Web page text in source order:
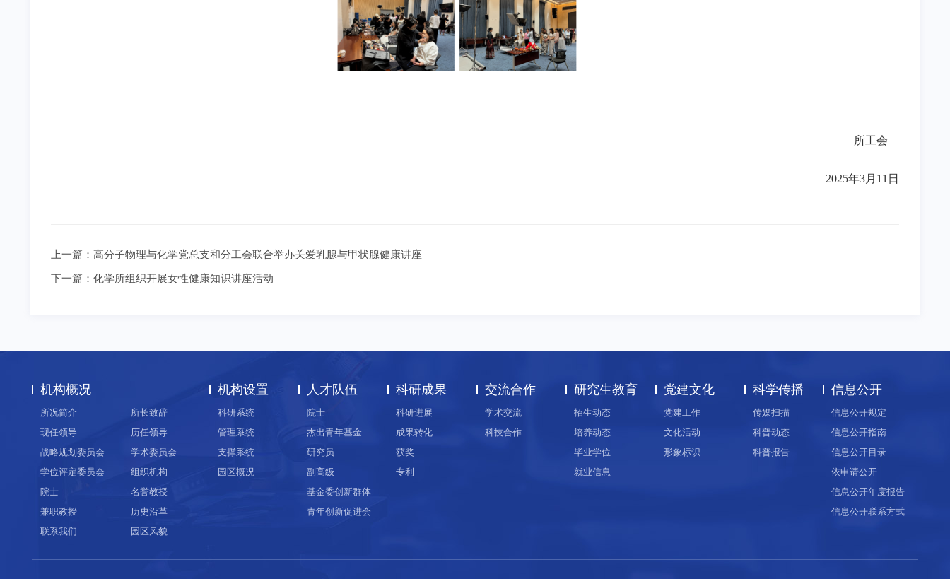
所工会
2025年3月11日
上一篇： 高分子物理与化学党总支和分工会联合举办关爱乳腺与甲状腺健康讲座
下一篇： 化学所组织开展女性健康知识讲座活动
机构概况
所况简介
所长致辞
现任领导
历任领导
战略规划委员会
学术委员会
学位评定委员会
组织机构
院士
名誉教授
兼职教授
历史沿革
联系我们
园区风貌
机构设置
科研系统
管理系统
支撑系统
园区概况
人才队伍
院士
杰出青年基金
研究员
副高级
基金委创新群体
青年创新促进会
科研成果
科研进展
成果转化
获奖
专利
交流合作
学术交流
科技合作
研究生教育
招生动态
培养动态
毕业学位
就业信息
党建文化
党建工作
文化活动
形象标识
科学传播
传媒扫描
科普动态
科普报告
信息公开
信息公开规定
信息公开指南
信息公开目录
依申请公开
信息公开年度报告
信息公开联系方式